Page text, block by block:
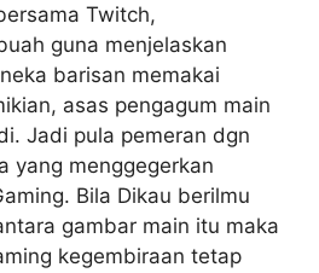
Twitch,
guna menjelaskan
barisan memakai
asas pengagum main
Jadi pula pemeran dgn
yang menggegerkan
Bila Dikau berilmu
gambar main itu maka
kegembiraan tetap